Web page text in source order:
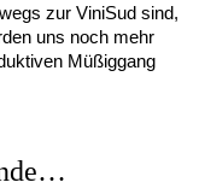
zur ViniSud sind,
uns noch mehr
Müßiggang